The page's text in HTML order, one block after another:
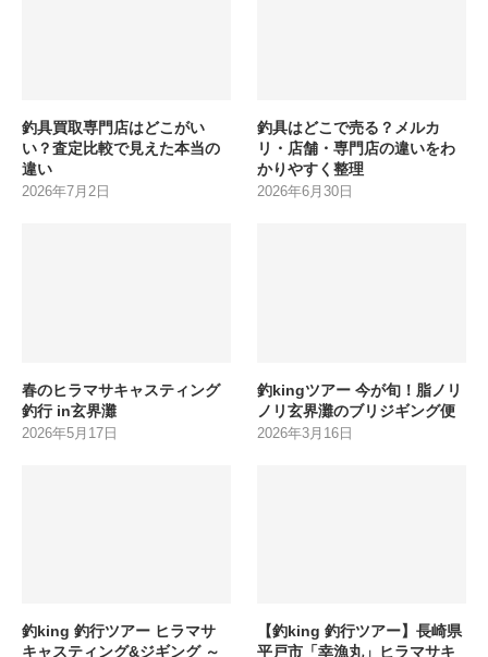
釣具買取専門店はどこがい
い？査定比較で見えた本当の
違い
2026年7月2日
釣具はどこで売る？メルカ
リ・店舗・専門店の違いをわ
かりやすく整理
2026年6月30日
春のヒラマサキャスティング
釣行 in玄界灘
2026年5月17日
釣kingツアー 今が旬！脂ノリ
ノリ玄界灘のブリジギング便
2026年3月16日
釣king 釣行ツアー ヒラマサ
キャスティング&ジギング ～
【釣king 釣行ツアー】長崎県
平戸市「幸漁丸」ヒラマサキ